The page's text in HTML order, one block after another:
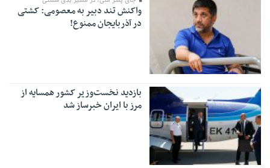
واکنش تند دبیر به معصومی: کشتی
در آذربایجان ممنوع!
بازدید نخست‌وزیر کشور همسایه از
مرز با ایران خبرساز شد